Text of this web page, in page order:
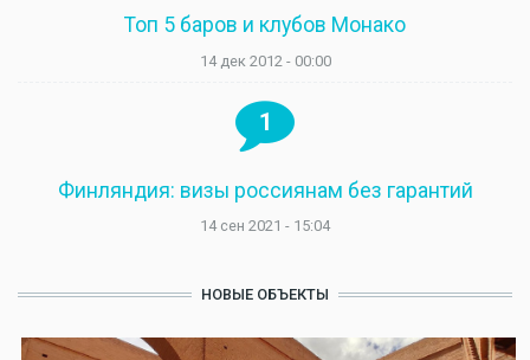
Топ 5 баров и клубов Монако
14 дек 2012 - 00:00
1
Финляндия: визы россиянам без гарантий
14 сен 2021 - 15:04
НОВЫЕ ОБЪЕКТЫ